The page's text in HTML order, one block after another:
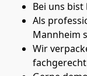
Bei uns
Als
Mannheim
Wir
fachgerecht